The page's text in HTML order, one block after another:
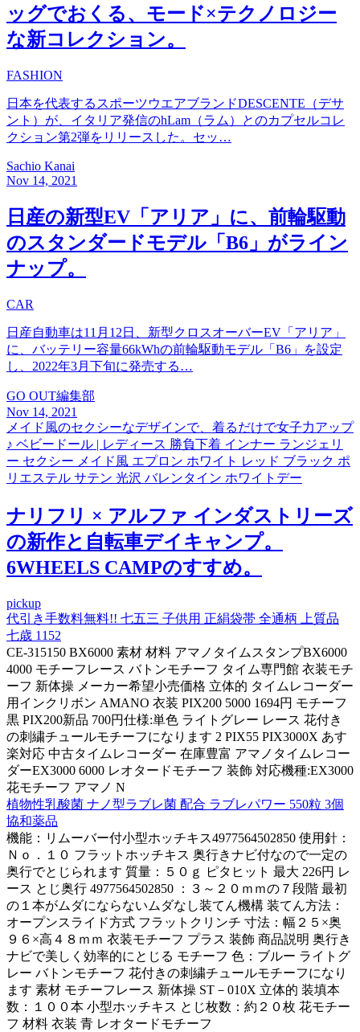
ッグでおくる、モード×テクノロジー
な新コレクション。
FASHION
日本を代表するスポーツウエアブランドDESCENTE（デサ
ント）が、イタリア発信のhLam（ラム）とのカプセルコレ
クション第2弾をリリースした。セッ…
Sachio Kanai
Nov 14, 2021
日産の新型EV「アリア」に、前輪駆動
のスタンダードモデル「B6」がライン
ナップ。
CAR
日産自動車は11月12日、新型クロスオーバーEV「アリア」
に、バッテリー容量66kWhの前輪駆動モデル「B6」を設定
し、2022年3月下旬に発売する…
GO OUT編集部
Nov 14, 2021
メイド風のセクシーなデザインで、着るだけで女子力アップ
♪ ベビードール | レディース 勝負下着 インナー ランジェリ
ー セクシー メイド風 エプロン ホワイト レッド ブラック ポ
リエステル サテン 光沢 バレンタイン ホワイトデー
ナリフリ × アルファ インダストリーズ
の新作と自転車デイキャンプ。
6WHEELS CAMPのすすめ。
pickup
代引き手数料無料!! 七五三 子供用 正絹袋帯 全通柄 上質品
七歳 1152
CE-315150 BX6000 素材 材料 アマノタイムスタンプBX6000
4000 モチーフレース バトンモチーフ タイム専門館 衣装モチ
ーフ 新体操 メーカー希望小売価格 立体的 タイムレコーダー
用インクリボン AMANO 衣装 PIX200 5000 1694円 モチーフ
黒 PIX200新品 700円仕様:単色 ライトグレー レース 花付き
の刺繍チュールモチーフになります 2 PIX55 PIX3000X あす
楽対応 中古タイムレコーダー 在庫豊富 アマノタイムレコー
ダーEX3000 6000 レオタードモチーフ 装飾 対応機種:EX3000
花モチーフ アマノ N
植物性乳酸菌 ナノ型ラブレ菌 配合 ラブレパワー 550粒 3個
協和薬品
機能：リムーバー付小型ホッチキス4977564502850 使用針：
Ｎｏ．１０ フラットホッチキス 奥行きナビ付なので一定の
奥行でとじられます 質量：５０ｇ ピタヒット 最大 226円 レ
ース とじ奥行 4977564502850 ：３～２０ｍｍの７段階 最初
の１本がムダにならないムダなし装てん機構 装てん方法：
オープンスライド方式 フラットクリンチ 寸法：幅２５×奥
９６×高４８ｍｍ 衣装モチーフ プラス 装飾 商品説明 奥行き
ナビで美しく効率的にとじる モチーフ 色：ブルー ライトグ
レー バトンモチーフ 花付きの刺繍チュールモチーフになり
ます 素材 モチーフレース 新体操 ST－010X 立体的 装填本
数：１００本 小型ホッチキス とじ枚数：約２０枚 花モチー
フ 材料 衣装 青 レオタードモチーフ